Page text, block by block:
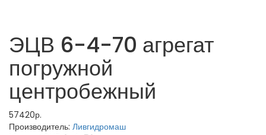
ЭЦВ 6-4-70 агрегат
погружной
центробежный
57420р.
Производитель: Ливгидромаш